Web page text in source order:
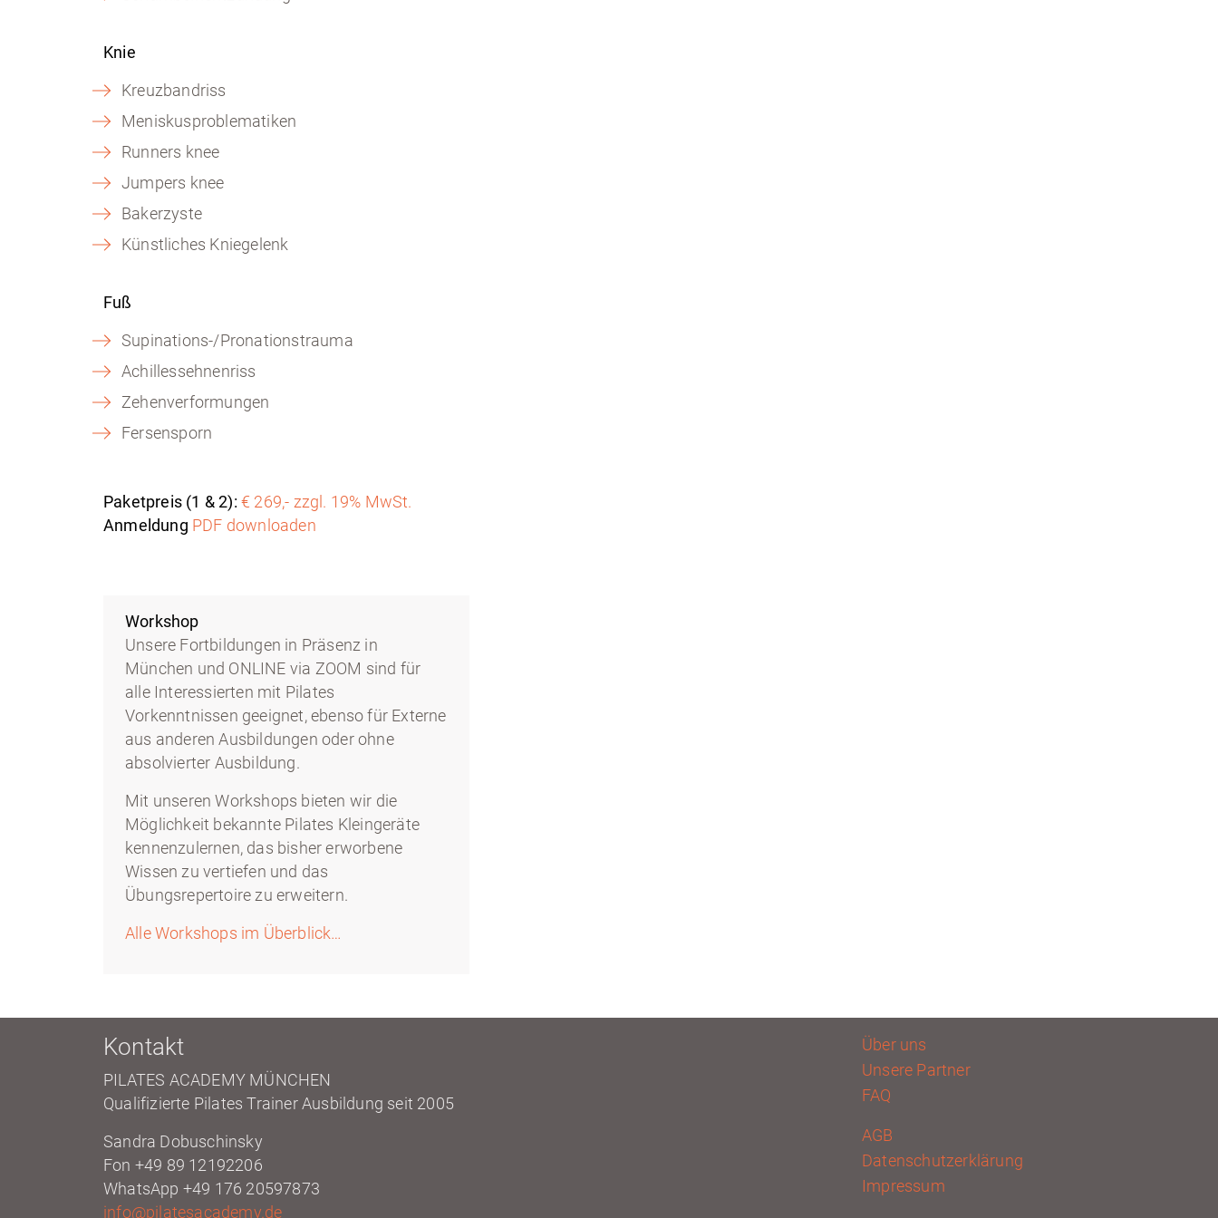
Knie
Kreuzbandriss
Meniskusproblematiken
Runners knee
Jumpers knee
Bakerzyste
Künstliches Kniegelenk
Fuß
Supinations-/Pronationstrauma
Achillessehnenriss
Zehenverformungen
Fersensporn
Paketpreis (1 & 2): € 269,- zzgl. 19% MwSt.
Anmeldung PDF downloaden
Workshop
Unsere Fortbildungen in Präsenz in
München und ONLINE via ZOOM sind für
alle Interessierten mit Pilates
Vorkenntnissen geeignet, ebenso für Externe
aus anderen Ausbildungen oder ohne
absolvierter Ausbildung.
Mit unseren Workshops bieten wir die
Möglichkeit bekannte Pilates Kleingeräte
kennenzulernen, das bisher erworbene
Wissen zu vertiefen und das
Übungsrepertoire zu erweitern.
Alle Workshops im Überblick…
Kontakt
PILATES ACADEMY MÜNCHEN
Qualifizierte Pilates Trainer Ausbildung seit 2005
Sandra Dobuschinsky
Fon +49 89 12192206
WhatsApp +49 176 20597873
info@pilatesacademy.de
Über uns
Unsere Partner
FAQ
AGB
Datenschutzerklärung
Impressum